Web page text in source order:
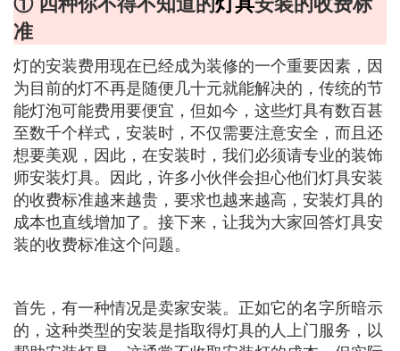
准
​灯的安装费用现在已经成为装修的一个重要因素，因
为目前的灯不再是随便几十元就能解决的，传统的节
能灯泡可能费用要便宜，但如今，这些灯具有数百甚
至数千个样式，安装时，不仅需要注意安全，而且还
想要美观，因此，在安装时，我们必须请专业的装饰
师安装灯具。因此，许多小伙伴会担心他们灯具安装
的收费标准越来越贵，要求也越来越高，安装灯具的
成本也直线增加了。接下来，让我为大家回答灯具安
装的收费标准这个问题。
首先，有一种情况是卖家安装。正如它的名字所暗示
的，这种类型的安装是指取得灯具的人上门服务，以